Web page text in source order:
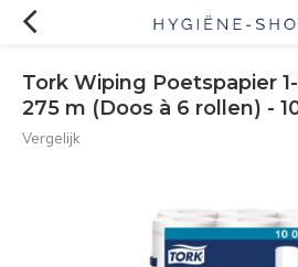
Tork Wiping Poetspapier
275 m (Doos à 6 rollen) -
Vergelijk